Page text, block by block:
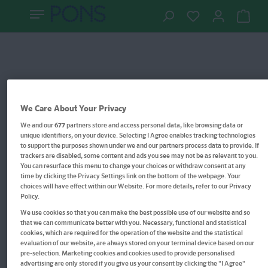
Berlitz Pocket Dictionary
Swedish
We Care About Your Privacy
We and our677partners store and access personal data, like browsing data or
unique identifiers, on your device. Selecting I Agree enables tracking technologies
to support the purposes shown under we and our partners process data to provide. If
trackers are disabled, some content and ads you see may not be as relevant to you.
You can resurface this menu to change your choices or withdraw consent at any
time by clicking the Privacy Settings link on the bottom of the webpage. Your
choices will have effect within our Website. For more details, refer to our Privacy
Policy.
We use cookies so that you can make the best possible use of our website and so
that we can communicate better with you. Necessary, functional and statistical
cookies, which are required for the operation of the website and the statistical
evaluation of our website, are always stored on your terminal device based on our
pre-selection. Marketing cookies and cookies used to provide personalised
advertising are only stored if you give us your consent by clicking the "I Agree"